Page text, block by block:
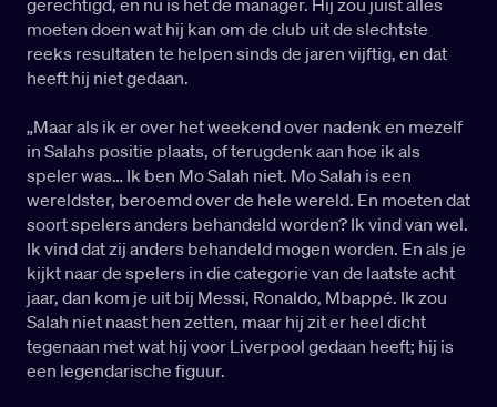
gerechtigd, en nu is het de manager. Hij zou juist alles
moeten doen wat hij kan om de club uit de slechtste
reeks resultaten te helpen sinds de jaren vijftig, en dat
heeft hij niet gedaan.
„Maar als ik er over het weekend over nadenk en mezelf
in Salahs positie plaats, of terugdenk aan hoe ik als
speler was… Ik ben Mo Salah niet. Mo Salah is een
wereldster, beroemd over de hele wereld. En moeten dat
soort spelers anders behandeld worden? Ik vind van wel.
Ik vind dat zij anders behandeld mogen worden. En als je
kijkt naar de spelers in die categorie van de laatste acht
jaar, dan kom je uit bij Messi, Ronaldo, Mbappé. Ik zou
Salah niet naast hen zetten, maar hij zit er heel dicht
tegenaan met wat hij voor Liverpool gedaan heeft; hij is
een legendarische figuur.